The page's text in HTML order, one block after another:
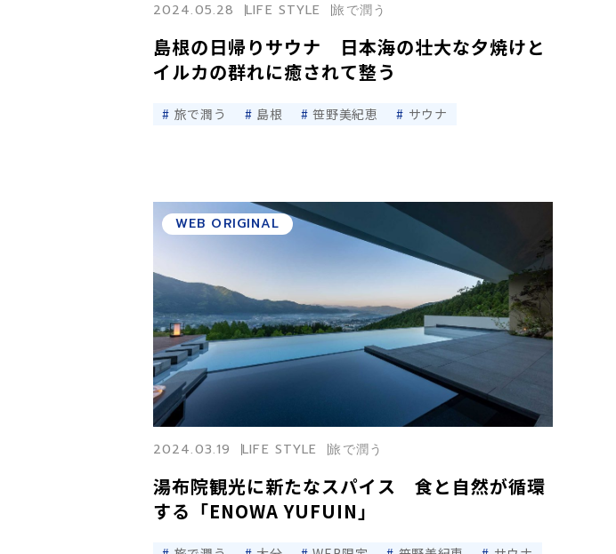
島根の日帰りサウナ 日本海の壮大な夕焼けと
イルカの群れに癒されて整う
2024.05.28 LIFE STYLE 旅で潤う
旅で潤う 島根 笹野美紀恵 サウナ
湯布院観光に新たなスパイス 食と自然が循環
する「ENOWA YUFUIN」
2024.03.19 LIFE STYLE 旅で潤う
WEB ORIGINAL